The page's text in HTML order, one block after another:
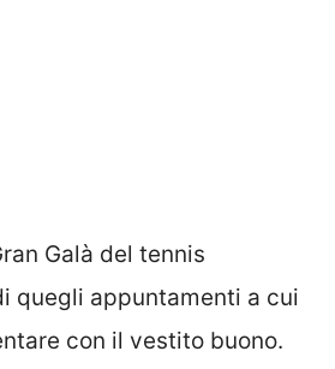
Galà del tennis
quegli appuntamenti a cui
con il vestito buono.